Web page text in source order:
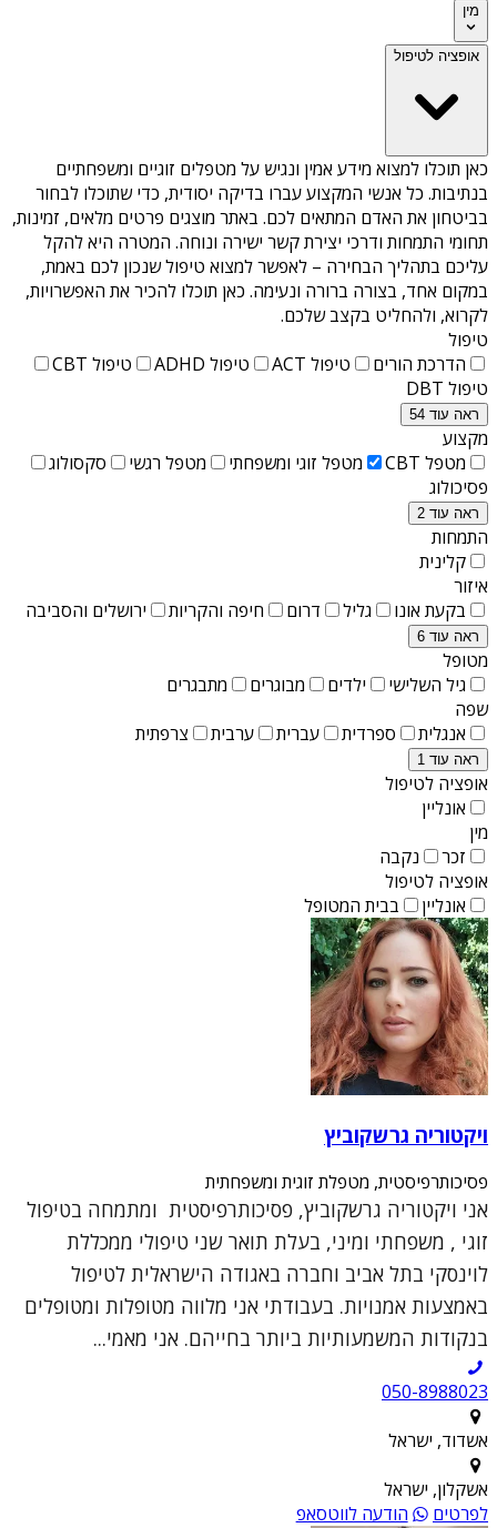
מין
אופציה לטיפול
כאן תוכלו למצוא מידע אמין ונגיש על מטפלים זוגיים ומשפחתיים
בנתיבות. כל אנשי המקצוע עברו בדיקה יסודית, כדי שתוכלו לבחור
בביטחון את האדם המתאים לכם. באתר מוצגים פרטים מלאים, זמינות,
תחומי התמחות ודרכי יצירת קשר ישירה ונוחה. המטרה היא להקל
עליכם בתהליך הבחירה – לאפשר למצוא טיפול שנכון לכם באמת,
במקום אחד, בצורה ברורה ונעימה. כאן תוכלו להכיר את האפשרויות,
לקרוא, ולהחליט בקצב שלכם.
טיפול
הדרכת הורים
טיפול ACT טיפול ADHD
טיפול CBT
טיפול DBT
ראה עוד 54
מקצוע
מטפל CBT
מטפל זוגי ומשפחתי מטפל רגשי
סקסולוג
פסיכולוג
ראה עוד 2
התמחות
קלינית
איזור
בקעת אונו
גליל דרום חיפה והקריות ירושלים והסביבה
ראה עוד 6
מטופל
גיל השלישי
ילדים מבוגרים
מתבגרים
שפה
אנגלית
ספרדית עברית ערבית צרפתית
ראה עוד 1
אופציה לטיפול
אונליין
מין
זכר
נקבה
אופציה לטיפול
אונליין
בבית המטופל
ויקטוריה גרשקוביץ
פסיכותרפיסטית, מטפלת זוגית ומשפחתית
אני ויקטוריה גרשקוביץ, פסיכותרפיסטית ומתמחה בטיפול
זוגי , משפחתי ומיני, בעלת תואר שני טיפולי ממכללת
לוינסקי בתל אביב וחברה באגודה הישראלית לטיפול
באמצעות אמנויות. בעבודתי אני מלווה מטופלות ומטופלים
בנקודות המשמעותיות ביותר בחייהם. אני מאמי...
050-8988023
אשדוד, ישראל
אשקלון, ישראל
לפרטים
הודעה לווטסאפ